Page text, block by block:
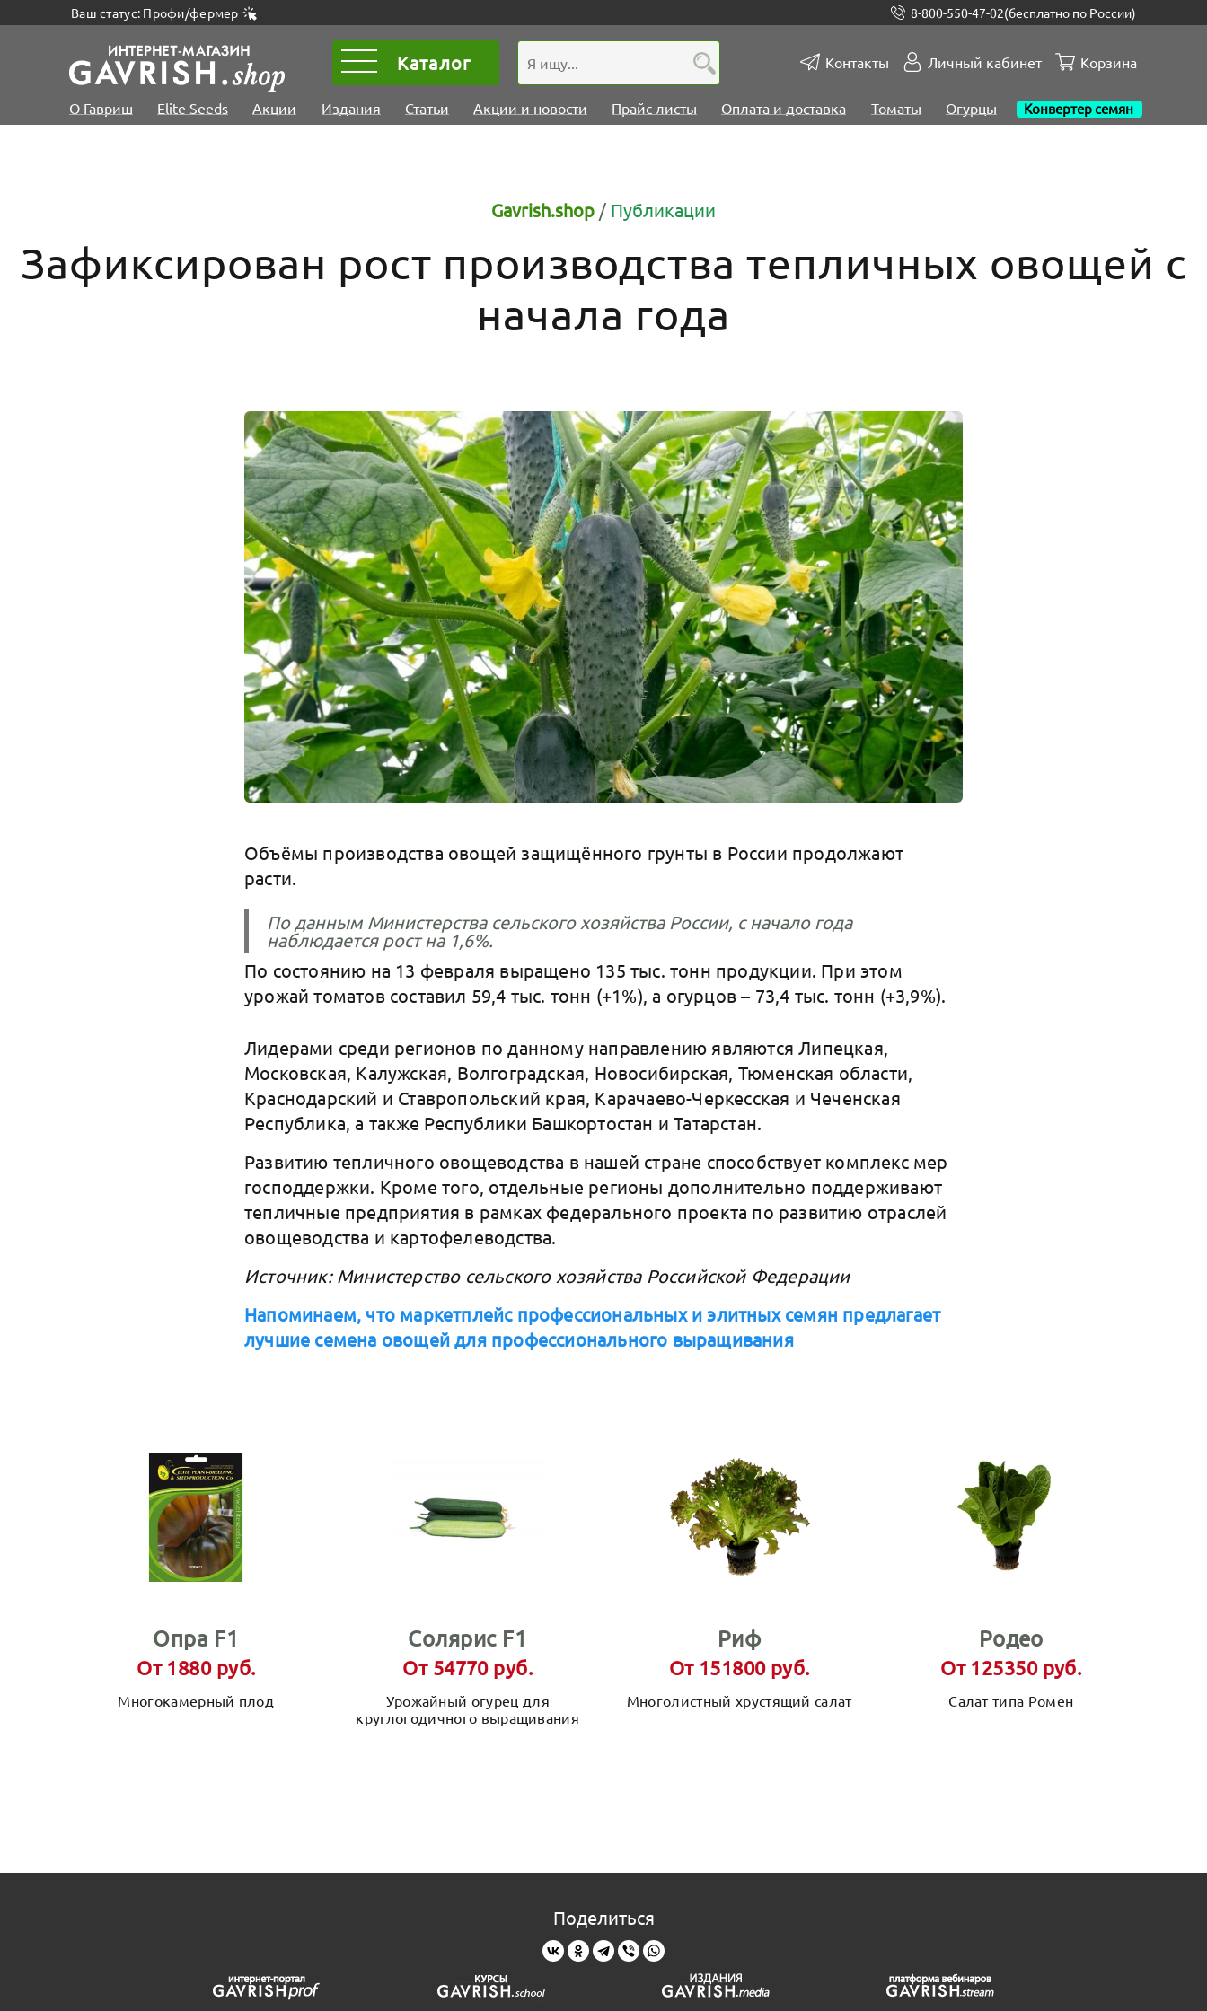
Ваш статус: Профи/фермер 8-800-550-47-02(бесплатно по России)
Каталог Контакты Личный кабинет Корзина
О Гавриш Elite Seeds Акции Издания Статьи Акции и новости Прайс-листы Оплата и доставка Томаты Огурцы Конвертер семян
Gavrish.shop / Публикации
Зафиксирован рост производства тепличных овощей с
начала года
Объёмы производства овощей защищённого грунты в России продолжают
расти.
По данным Министерства сельского хозяйства России, с начало года
наблюдается рост на 1,6%.
По состоянию на 13 февраля выращено 135 тыс. тонн продукции. При этом
урожай томатов составил 59,4 тыс. тонн (+1%), а огурцов – 73,4 тыс. тонн (+3,9%).
Лидерами среди регионов по данному направлению являются Липецкая,
Московская, Калужская, Волгоградская, Новосибирская, Тюменская области,
Краснодарский и Ставропольский края, Карачаево-Черкесская и Чеченская
Республика, а также Республики Башкортостан и Татарстан.
Развитию тепличного овощеводства в нашей стране способствует комплекс мер
господдержки. Кроме того, отдельные регионы дополнительно поддерживают
тепличные предприятия в рамках федерального проекта по развитию отраслей
овощеводства и картофелеводства.
Источник: Министерство сельского хозяйства Российской Федерации
Напоминаем, что маркетплейс профессиональных и элитных семян предлагает
лучшие семена овощей для профессионального выращивания
Опра F1
От 1880 руб.
Многокамерный плод
Солярис F1
От 54770 руб.
Урожайный огурец для
круглогодичного выращивания
Риф
От 151800 руб.
Многолистный хрустящий салат
Родео
От 125350 руб.
Салат типа Ромен
Поделиться